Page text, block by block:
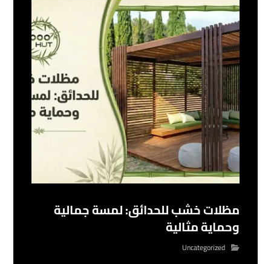
مظلات خشب للحدائق: لمسة جمالية
وحماية مثالية
Uncategorized